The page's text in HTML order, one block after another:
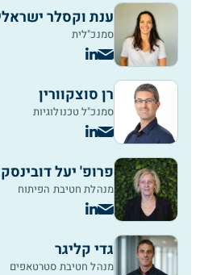
ענת וקסלר
סמנכ"לית
רן סוצקוורין
סמנכ"ל טכנולוגיות
פרופ' יעל
מנהלת חטיבת הפיתוח
גדי קליגר
מנהל חטיבת סטרטאפים